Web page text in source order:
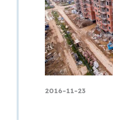
2016-11-23